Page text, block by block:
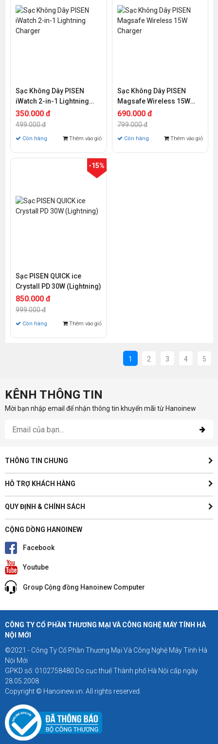
Sạc Không Dây PISEN
iWatch 2-in-1 Lightning
Charger
350.000 đ
499.000 đ
Còn hàng Thêm vào giỏ
Sạc Không Dây PISEN
Magsafe Wireless 15W
Charger
690.000 đ
799.000 đ
Còn hàng Thêm vào giỏ
-15%
Sạc PISEN QUICK ice
Crystall PD 30W (Lightning)
850.000 đ
999.000 đ
Còn hàng Thêm vào giỏ
1 2 3 4 5
KÊNH THÔNG TIN
Mời bạn nhập email để nhận thông tin khuyến mãi từ Hanoinew
THÔNG TIN CHUNG
HỖ TRỢ KHÁCH HÀNG
QUY ĐỊNH & CHÍNH SÁCH
CỘNG DỒNG HANOINEW
Facebook
Youtube
Group Cộng đồng Hanoinew Computer
CÔNG TY CỔ PHẦN THƯƠNG MẠI VÀ CÔNG NGHỆ MÁY TÍNH HÀ
NỘI MỚI
©2021 - Công Ty Cổ Phần Thương Mại Và Công Nghệ Máy Tính Hà
Nội Mới
GPKD số: 0102758480 Do cục thuế Thành phố Hà Nội cấp ngày
28.05.2008
Copyright © Hanoinew.vn. All rights reserved.